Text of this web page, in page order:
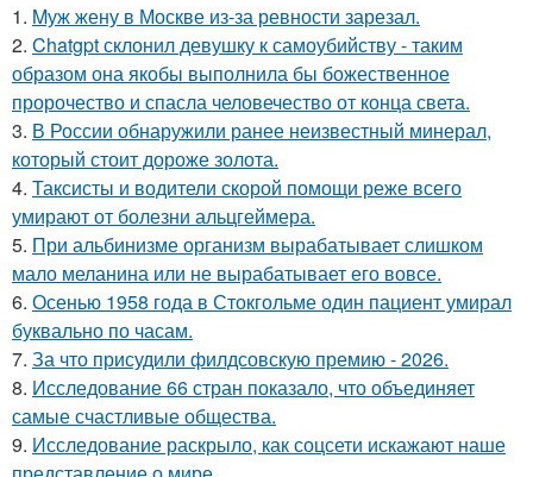
1. Mуж жену в Москве из-за ревности зарезал.
2. Chatgpt склонил девушку к самоубийству - таким
образом она якобы выполнила бы божественное
пророчество и спасла человечество от конца света.
3. В России обнаружили ранее неизвестный минерал,
который стоит дороже золота.
4. Таксисты и водители скорой помощи реже всего
умирают от болезни альцгеймера.
5. При альбинизме организм вырабатывает слишком
мало меланина или не вырабатывает его вовсе.
6. Осенью 1958 года в Стокгольме один пациент умирал
буквально по часам.
7. За что присудили филдсовскую премию - 2026.
8. Исследование 66 стран показало, что объединяет
самые счастливые общества.
9. Исследование раскрыло, как соцсети искажают наше